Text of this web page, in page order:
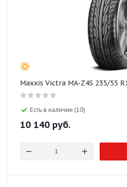
Maxxis Victra MA-Z4S 235/55
Есть в наличии (10)
10 140 руб.